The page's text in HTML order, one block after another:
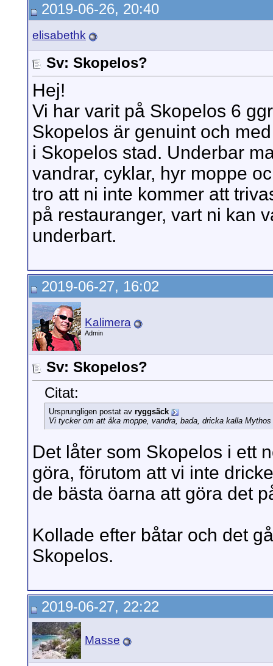
2019-06-26, 20:40
elisabethk
Sv: Skopelos?
Hej!
Vi har varit på Skopelos 6
Skopelos är genuint och
i Skopelos stad. Underbar
vandrar, cyklar, hyr moppe
tro att ni inte kommer att
på restauranger, vart ni kan
underbart.
2019-06-27, 16:02
Kalimera
Admin
Sv: Skopelos?
Citat:
Ursprungligen postat av ryggsäck
Vi tycker om att åka moppe, vandra, bada, dricka kalla
Det låter som Skopelos i ett
göra, förutom att vi inte
de bästa öarna att göra det
Kollade efter båtar och det
Skopelos.
2019-06-27, 22:22
Masse